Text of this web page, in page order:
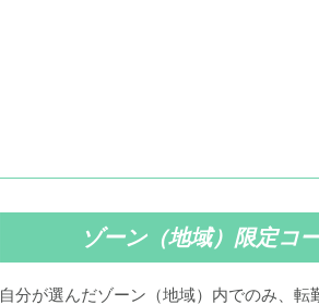
ゾーン（地域）限定コ
自分が選んだゾーン（地域）内でのみ、転